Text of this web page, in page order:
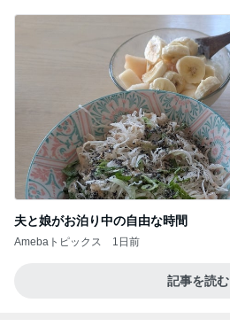
夫と娘がお泊り中の自由な時間
Amebaトピックス 1日前
記事を読む